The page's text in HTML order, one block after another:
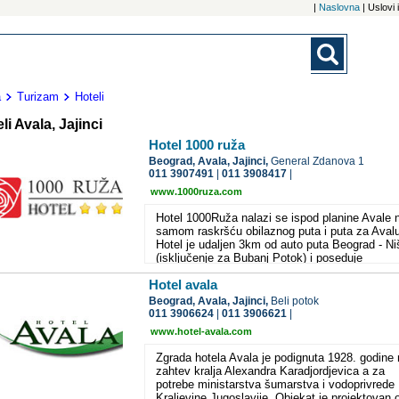
| Naslovna | Uslovi
Turizam Hoteli
Avala, Jajinci
Hotel 1000 ruža
Beograd,Avala, Jajinci,General Zdanova 1
011 3907491 |011 3908417
www.1000ruza.com
Hotel 1000Ruža nalazi se ispod planine Avale
samom raskršću obilaznog puta i puta za
Hotel je udaljen 3km od auto puta Beograd -
(isključenje za Bubanj Potok) i poseduje
sopstvenu benzinsku pumpu kao i obezbeđeni
parking. Njegova pozicija i usluge koje pruža
ga sjajnim mestom za predah tokom dugog
putovanja auto-putem a blizina Beograda (11km
Auto Komande) čini ga jako dostupnim gostima
koji bi zamenili gradsku užurbanost i tempo
za umirujući prirodni ambijent. U okviru hotela
nalazi se restoran nacionalne kuhinje koji Vam
može ponuditi izuzetne specijalitete srpske
kuhinje a naša probrana mreža dobavljača se
Hotel avala
Beograd,Avala, Jajinci, Beli potok
011 3906624 |011 3906621
www.hotel-avala.com
Zgrada hotela Avala je podignuta 1928. godine
zahtev kralja Alexandra Karadjordjevica a za
potrebe ministarstva šumarstva i vodoprivrede